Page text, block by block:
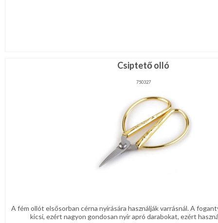
Csiptető olló
750327
A fém ollót elsősorban cérna nyírására használják varrásnál. A
kicsi, ezért nagyon gondosan nyír apró darabokat, ezért